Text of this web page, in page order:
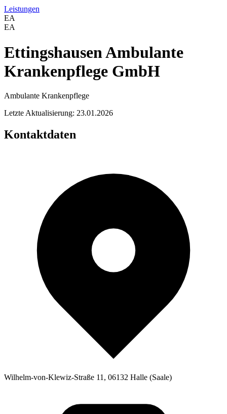
Leistungen
EA
EA
Ettingshausen Ambulante
Krankenpflege GmbH
Ambulante Krankenpflege
Letzte Aktualisierung: 23.01.2026
Kontaktdaten
Wilhelm-von-Klewiz-Straße 11, 06132 Halle (Saale)